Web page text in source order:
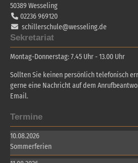
50389 Wesseling
02236 969120
schillerschule@wesseling.de
Sekretariat
Montag-Donnerstag: 7.45 Uhr - 13.00 Uhr
Sollten Sie keinen persönlich telefonisch
gerne eine Nachricht auf dem
Email.
Termine
10.08.2026
Sommerferien